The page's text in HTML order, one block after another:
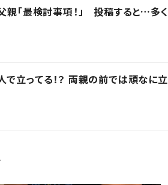
親「最検討事項！」 投稿すると…多く
立ってる！？ 両親の前では頑なに立